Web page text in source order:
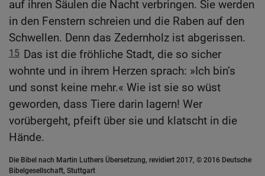
auf ihren Säulen die Nacht verbringen. Sie werden
in den Fenstern schreien und die Raben auf den
Schwellen. Denn das Zedernholz ist abgerissen.
15 Das ist die fröhliche Stadt, die so sicher
wohnte und in ihrem Herzen sprach: »Ich bin’s
und sonst keine mehr.« Wie ist sie so wüst
geworden, dass Tiere darin lagern! Wer
vorübergeht, pfeift über sie und klatscht in die
Hände.
Die Bibel nach Martin Luthers Übersetzung, revidiert 2017, © 2016 Deutsche
Bibelgesellschaft, Stuttgart